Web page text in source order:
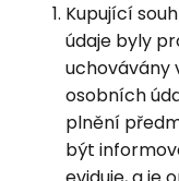
Kupující
údaje byly
uchovávány
osobních
plnění
být